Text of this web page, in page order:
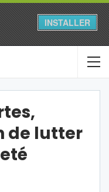
INSTALLER
de lutter